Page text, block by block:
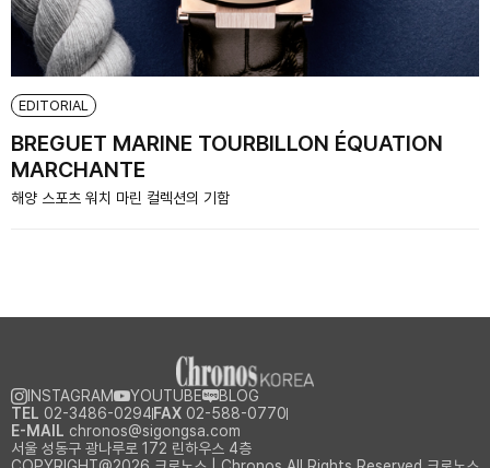
EDITORIAL
BREGUET MARINE TOURBILLON ÉQUATION
MARCHANTE
해양 스포츠 워치 마린 컬렉션의 기함
서울 성동구 광나루로 172 린하우스 4층
INSTAGRAM YOUTUBE
BLOG
TEL 02-3486-0294 FAX 02-588-0770
E-MAIL chronos@sigongsa.com